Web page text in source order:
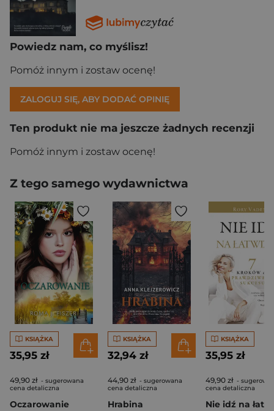
Powiedz nam, co myślisz!
Pomóż innym i zostaw ocenę!
ZALOGUJ SIĘ, ABY DODAĆ OPINIĘ
Ten produkt nie ma jeszcze żadnych recenzji
Pomóż innym i zostaw ocenę!
Z tego samego wydawnictwa
KSIĄŻKA
35,95 zł
49,90 zł - sugerowana
cena detaliczna
Oczarowanie
KSIĄŻKA
32,94 zł
44,90 zł - sugerowana
cena detaliczna
Hrabina
KSIĄŻKA
35,95 zł
49,90 zł -
cena detaliczna